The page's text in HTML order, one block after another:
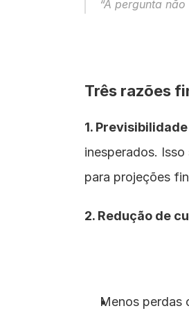
“A pergunta
Três razões
1.
inesperados.
para projeções
2. Redução de
Menos perdas